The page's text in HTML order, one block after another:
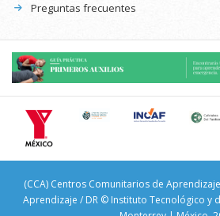
Preguntas frecuentes
(CCA) Centros Comunitarios de
Aprendizaje / DR © Instituto Tecnológico y